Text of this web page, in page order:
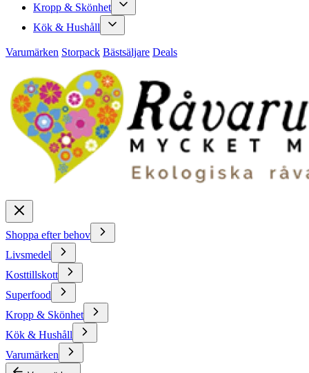
Kropp & Skönhet
Kök & Hushåll
Varumärken Storpack Bästsäljare Deals
Shoppa efter behov
Livsmedel
Kosttillskott
Superfood
Kropp & Skönhet
Kök & Hushåll
Varumärken